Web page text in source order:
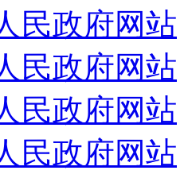
民政府网站
民政府网站
民政府网站
民政府网站